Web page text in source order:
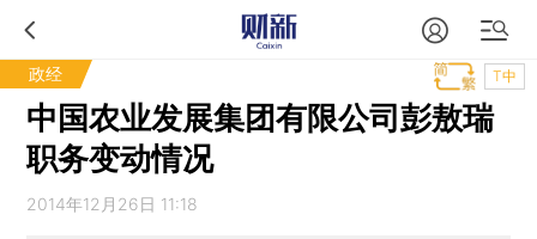
政经 T中
中国农业发展集团有限公司彭敖瑞
职务变动情况
2014年12月26日 11:18